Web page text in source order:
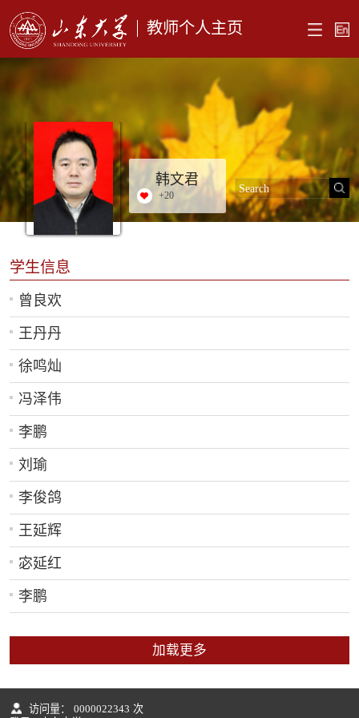
教师个人主页
韩文君
+20
学生信息
曾良欢
王丹丹
徐鸣灿
冯泽伟
李鹏
刘瑜
李俊鸽
王延辉
宓延红
李鹏
加载更多
访问量： 0000022343 次